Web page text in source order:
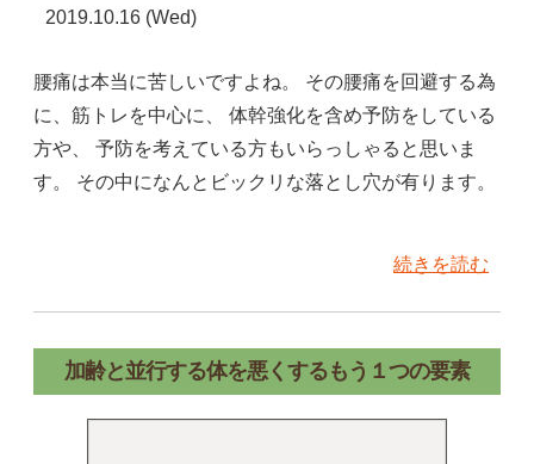
2019.10.16 (Wed)
腰痛は本当に苦しいですよね。 その腰痛を回避する為
に、筋トレを中心に、 体幹強化を含め予防をしている
方や、 予防を考えている方もいらっしゃると思いま
す。 その中になんとビックリな落とし穴が有ります。
続きを読む
加齢と並行する体を悪くするもう１つの要素